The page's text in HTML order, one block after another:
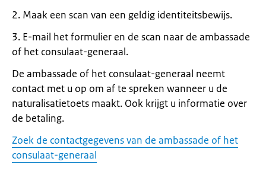
2. Maak een scan van een geldig identiteitsbewijs.
3. E-mail het formulier en de scan naar de ambassade
of het consulaat-generaal.
De ambassade of het consulaat-generaal neemt
contact met u op om af te spreken wanneer u de
naturalisatietoets maakt. Ook krijgt u informatie over
de betaling.
Zoek de contactgegevens van de ambassade of het
consulaat-generaal